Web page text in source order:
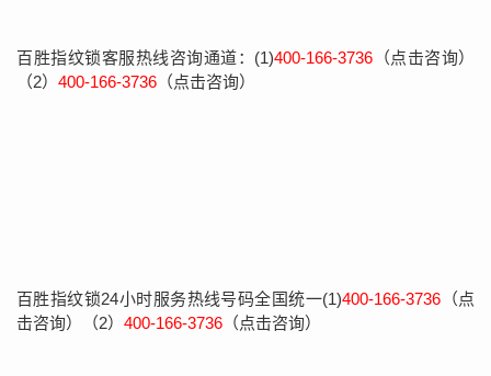
百胜指纹锁客服热线咨询通道：(1)400-166-3736 （点击咨询）
（2） 400-166-3736 （点击咨询）
百胜指纹锁24小时服务热线号码全国统一(1)400-166-3736 （点
击咨询）（2） 400-166-3736 （点击咨询）